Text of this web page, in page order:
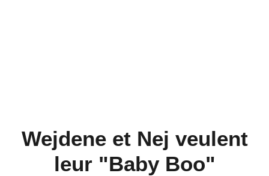
Wejdene et Nej veulent
leur "Baby Boo"